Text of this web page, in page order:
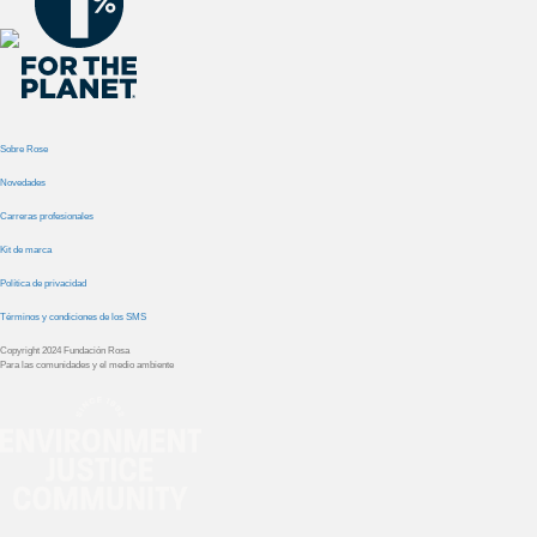
Sobre Rose
Novedades
Carreras profesionales
Kit de marca
Política de privacidad
Términos y condiciones de los SMS
Copyright 2024 Fundación Rosa
Para las comunidades y el medio ambiente